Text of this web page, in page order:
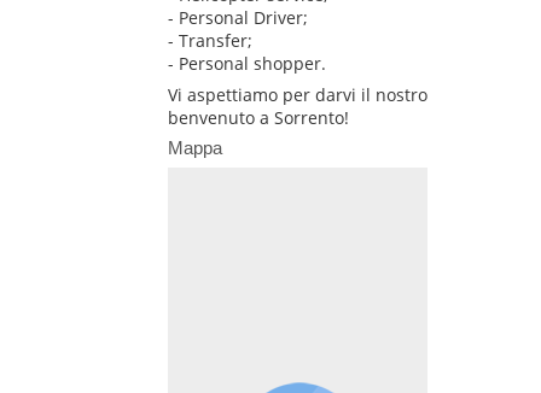
- Personal Driver;
- Transfer;
- Personal shopper.
Vi aspettiamo per darvi il nostro
benvenuto a Sorrento!
Mappa